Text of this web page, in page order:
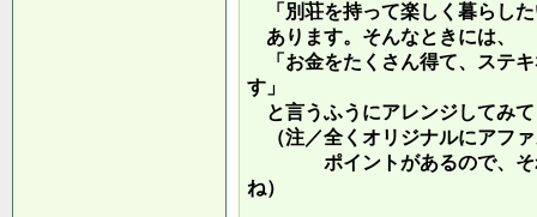
「別荘を持って楽しく暮らし
あります。そんなときには、
「お金をたくさん得て、ステ
す」
と言うふうにアレンジしてみ
（注／全くオリジナルにアフ
ポイントがあるので、それ
ね）